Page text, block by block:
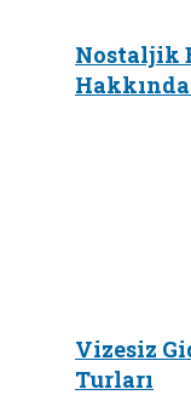
Nostaljik
Vizesiz
Turları